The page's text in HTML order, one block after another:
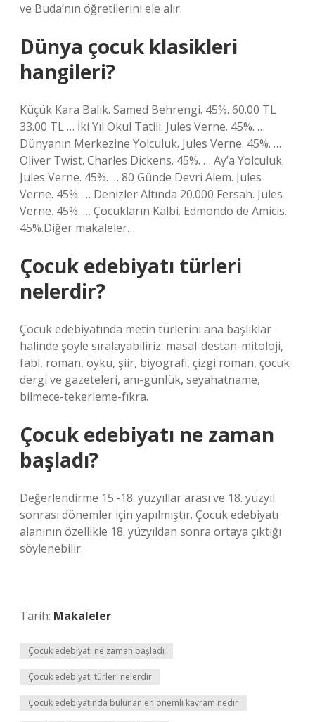
ve Buda’nın öğretilerini ele alır.
Dünya çocuk klasikleri
hangileri?
Küçük Kara Balık. Samed Behrengi. 45%. 60.00 TL
33.00 TL … İki Yıl Okul Tatili. Jules Verne. 45%. …
Dünyanın Merkezine Yolculuk. Jules Verne. 45%. …
Oliver Twist. Charles Dickens. 45%. … Ay’a Yolculuk.
Jules Verne. 45%. … 80 Günde Devri Alem. Jules
Verne. 45%. … Denizler Altında 20.000 Fersah. Jules
Verne. 45%. … Çocukların Kalbi. Edmondo de Amicis.
45%.Diğer makaleler…
Çocuk edebiyatı türleri
nelerdir?
Çocuk edebiyatında metin türlerini ana başlıklar
halinde şöyle sıralayabiliriz: masal-destan-mitoloji,
fabl, roman, öykü, şiir, biyografi, çizgi roman, çocuk
dergi ve gazeteleri, anı-günlük, seyahatname,
bilmece-tekerleme-fıkra.
Çocuk edebiyatı ne zaman
başladı?
Değerlendirme 15.-18. yüzyıllar arası ve 18. yüzyıl
sonrası dönemler için yapılmıştır. Çocuk edebiyatı
alanının özellikle 18. yüzyıldan sonra ortaya çıktığı
söylenebilir.
Tarih: Makaleler
Çocuk edebiyatı ne zaman başladı
Çocuk edebiyatı türleri nelerdir
Çocuk edebiyatında bulunan en önemli kavram nedir